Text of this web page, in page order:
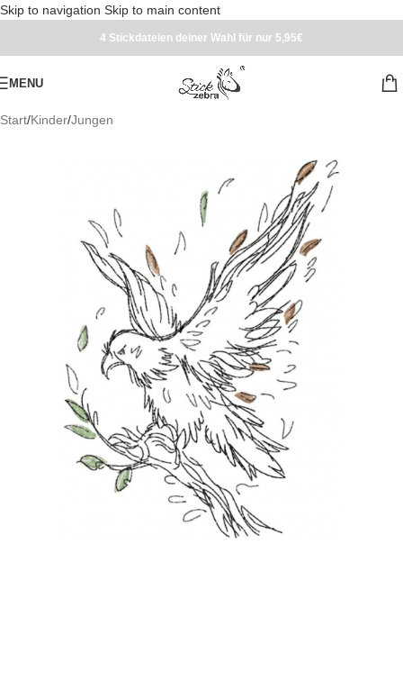
Skip to navigation Skip to main content
4 Stickdateien deiner Wahl für nur 5,95€
MENU
Start/Kinder/Jungen